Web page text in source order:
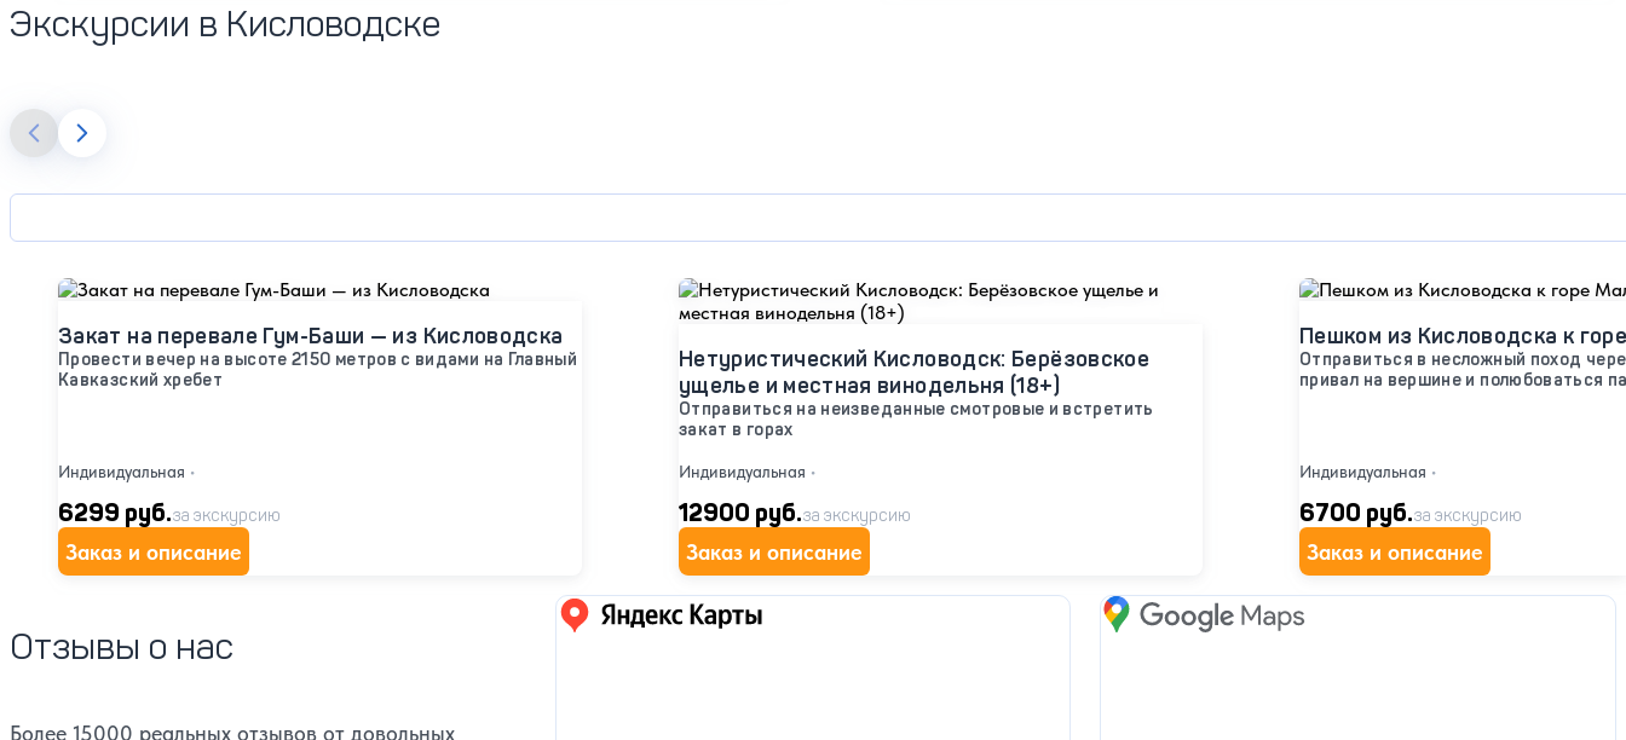
Экскурсии в Кисловодске
Закат на перевале Гум-Баши — из Кисловодска
Провести вечер на высоте 2150 метров с видами на Главный
Кавказский хребет
Индивидуальная •
6299 руб.за экскурсию
Заказ и описание
Нетуристический Кисловодск: Берёзовское
ущелье и местная винодельня (18+)
Отправиться на неизведанные смотровые и встретить
закат в горах
Индивидуальная •
12900 руб.за экскурсию
Заказ и описание
Пешком из Кисловодска к
Отправиться в несложный поход
привал на вершине и полюбоваться
Индивидуальная •
6700 руб.за экскурсию
Заказ и описание
Отзывы о нас
Более 15000 реальных отзывов от довольных
Яндекс карты Google Maps